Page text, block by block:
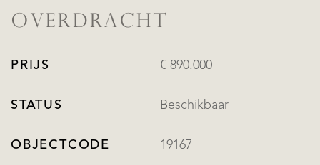
OVERDRACHT
PRIJS € 890.000
STATUS Beschikbaar
OBJECTCODE 19167